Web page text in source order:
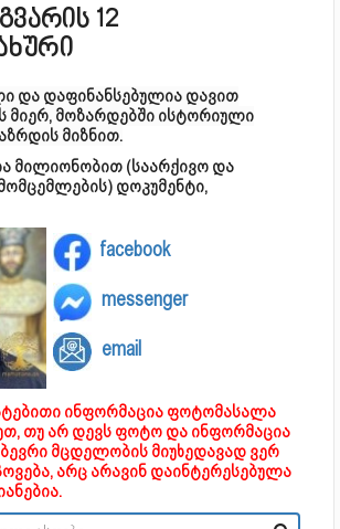
12
და დაფინანსებულია დავით
მიერ, მოზარდებში ისტორიული
მიზნით.
მილიონობით (საარქივო და
დოკუმენტი,
facebook
messenger
email
ინფორმაცია ფოტომასალა
თუ არ დევს ფოტო და ინფორმაცია
მცდელობის მიუხედავად ვერ
არც არავინ დაინტერესებულა